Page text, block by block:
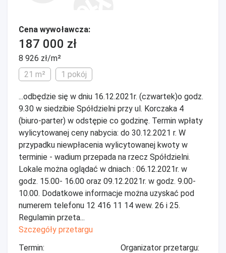
Cena wywoławcza:
187 000 zł
8 926 zł/m²
21 m²
1 pokój
...odbędzie się w dniu 16.12.2021r. (czwartek)o godz.
9.30 w siedzibie Spółdzielni przy ul. Korczaka 4
(biuro-parter) w odstępie co godzinę. Termin wpłaty
wylicytowanej ceny nabycia: do 30.12.2021 r. W
przypadku niewpłacenia wylicytowanej kwoty w
terminie - wadium przepada na rzecz Spółdzielni.
Lokale można oglądać w dniach : 06.12.2021r. w
godz. 15.00- 16.00 oraz 09.12.2021r. w godz. 9.00-
10.00. Dodatkowe informacje można uzyskać pod
numerem telefonu 12 416 11 14 wew. 26 i 25.
Regulamin przeta...
Szczegóły przetargu
Termin:
Organizator przetargu: